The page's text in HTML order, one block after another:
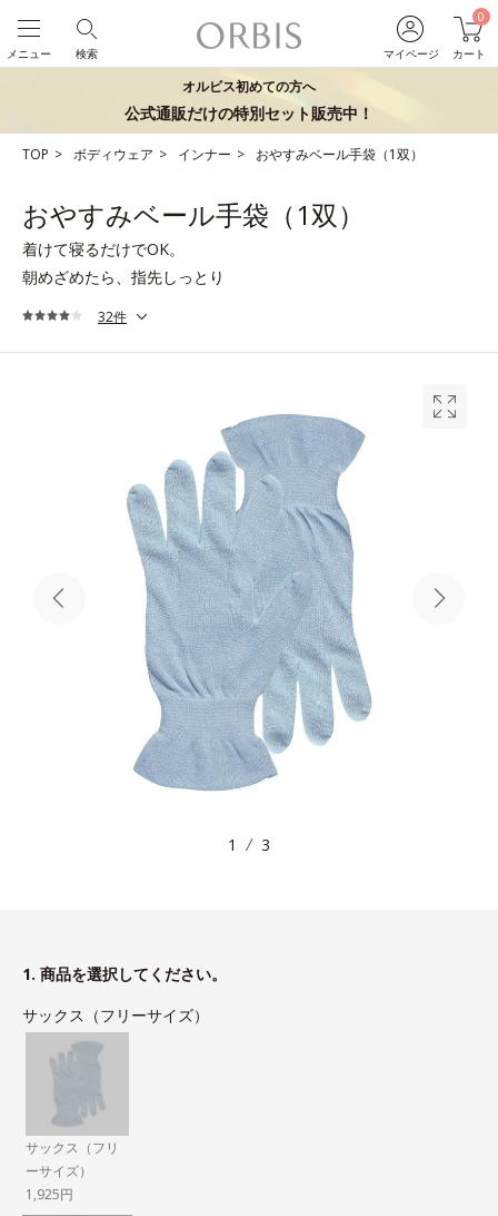
マイページ
0
カート
検索
メニュー
オルビス初めての方へ
公式通販だけの特別セット販売中！
TOP ボディウェア インナー おやすみベール手袋（1双）
おやすみベール手袋（1双）
着けて寝るだけでOK。
朝めざめたら、指先しっとり
32件
1 3
1. 商品を選択してください。
サックス（フリーサイズ）
サックス（フリ
ーサイズ）
1,925円